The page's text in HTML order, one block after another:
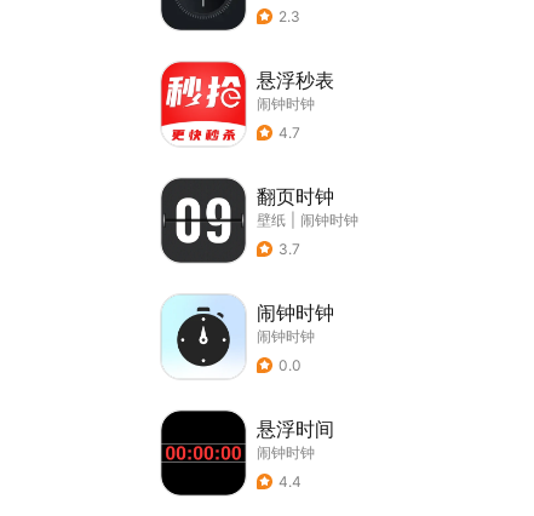
2.3
悬浮秒表
闹钟时钟
4.7
翻页时钟
壁纸
闹钟时钟
3.7
闹钟时钟
闹钟时钟
0.0
悬浮时间
闹钟时钟
4.4